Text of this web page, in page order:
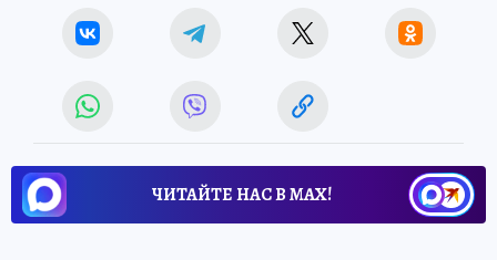
ЧИТАЙТЕ НАС В МАХ!